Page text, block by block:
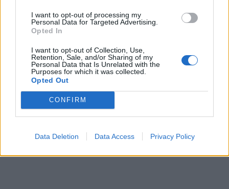
I want to opt-out of processing my
Personal Data for Targeted Advertising.
Opted In
I want to opt-out of Collection, Use,
Retention, Sale, and/or Sharing of my
Personal Data that Is Unrelated with the
Purposes for which it was collected.
Opted Out
CONFIRM
Data Deletion Data Access Privacy Policy